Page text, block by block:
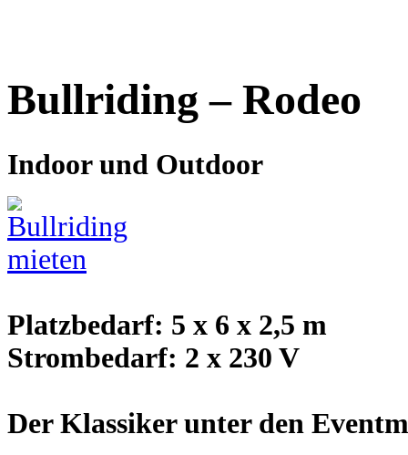
Bullriding – Rodeo
Indoor und Outdoor
Platzbedarf: 5 x 6 x 2,5 m
Strombedarf: 2 x 230 V
Der Klassiker unter den